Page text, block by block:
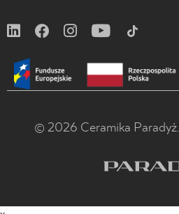
© 2026 Ceramika